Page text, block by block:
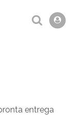
entrega